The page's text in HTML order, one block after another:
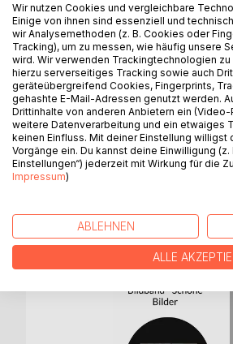
BESCHREIBUNG
Dieses Buch ist nicht für
WEITERE
Wir nutzen Cookies und vergleichbare
Einige von ihnen sind essenziell und
wir Analysemethoden (z. B. Cookies oder
Tracking), um zu messen, wie häufig unsere
wird. Wir verwenden Trackingtechnologien
hierzu serverseitiges Tracking sowie auch
geräteübergreifend Cookies, Fingerprints,
gehashte E-Mail-Adressen genutzt werden.
Drittinhalte von anderen Anbietern ein
weitere Datenverarbeitung und ein etwaiges
keinen Einfluss. Mit deiner Einstellung
Vorgänge ein. Du kannst deine Einwilligung
Einstellungen“) jederzeit mit Wirkung für die
Impressum)
ABLEHNEN
ALLE